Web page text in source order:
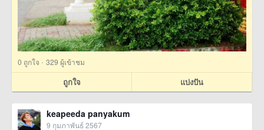
0 ถูกใจ · 329 ผู้เข้าชม
ถูกใจ แบ่งปัน
keapeeda panyakum
9 กุมภาพันธ์ 2567